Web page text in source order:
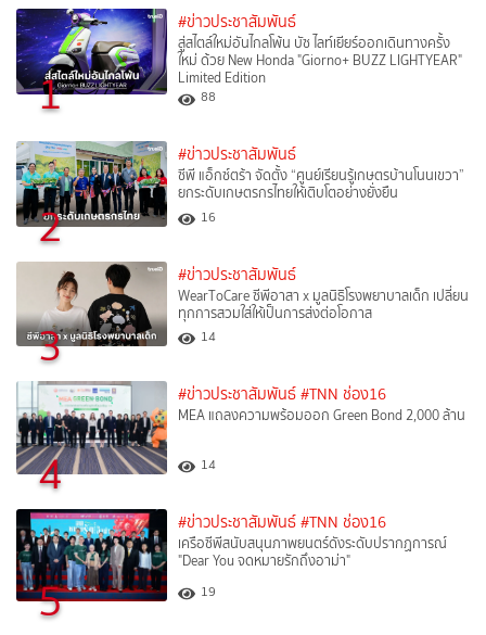
1
#ข่าวประชาสัมพันธ์
สู่สไตล์ใหม่อันไกลโพ้น บัซ ไลท์เยียร์ออกเดินทางครั้ง
ใหม่ ด้วย New Honda "Giorno+ BUZZ LIGHTYEAR"
Limited Edition
88
2
#ข่าวประชาสัมพันธ์
ซีพี แอ็กซ์ตร้า จัดตั้ง “ศูนย์เรียนรู้เกษตรบ้านโนนเขวา”
ยกระดับเกษตรกรไทยให้เติบโตอย่างยั่งยืน
16
3
#ข่าวประชาสัมพันธ์
WearToCare ซีพีอาสา x มูลนิธิโรงพยาบาลเด็ก เปลี่ยน
ทุกการสวมใส่ให้เป็นการส่งต่อโอกาส
14
4
#ข่าวประชาสัมพันธ์ #TNN ช่อง16
MEA แถลงความพร้อมออก Green Bond 2,000 ล้าน
14
5
#ข่าวประชาสัมพันธ์ #TNN ช่อง16
เครือซีพีสนับสนุนภาพยนตร์ดังระดับปรากฏการณ์
"Dear You จดหมายรักถึงอาม่า"
19